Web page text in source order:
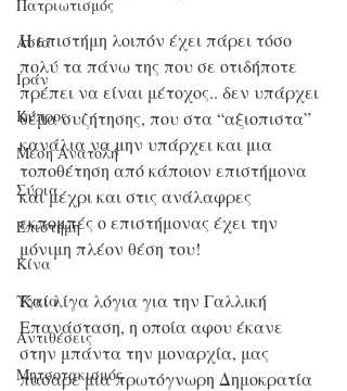
Πατριωτισμός
Ασία
Ιράν
Κύπρος
Μέση Ανατολή
Σύρια
Επιστήμη
Kίνα
Υγεία
Aντιθέσεις
Μητσοτακισμός
Η επιστήμη λοιπόν έχει πάρει τόσο
πολύ τα πάνω της που σε οτιδήποτε
πρέπει να είναι μέτοχος.. δεν υπάρχει
θέμα συζήτησης, που στα “αξιοπιστα”
κανάλια να μην υπάρχει και μια
τοποθέτηση από κάποιον επιστήμονα
και μέχρι και στις ανάλαφρες
εκπομπές ο επιστήμονας έχει την
μόνιμη πλέον θέση του!
Και λίγα λόγια για την Γαλλική
Επανάσταση, η οποία αφου έκανε
στην μπάντα την μοναρχία, μας
πασαρε μια πρωτόγνωρη Δημοκρατία